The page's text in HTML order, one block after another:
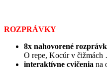
ROZPRÁVKY
8x nahovorené
O repe, Kocúr v
interaktívne cvičenia na